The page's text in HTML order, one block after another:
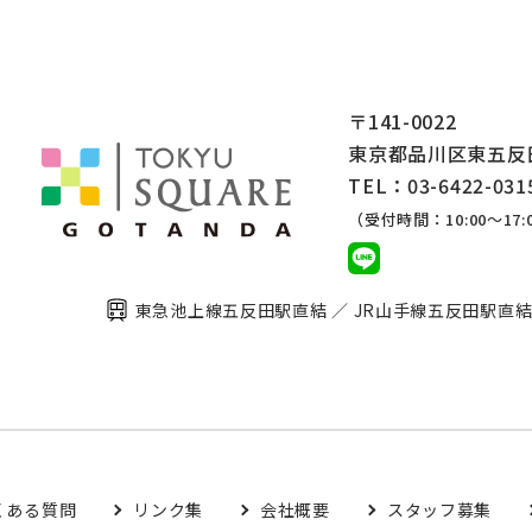
〒141-0022
東京都品川区東五
TEL：03-6422-
（受付時間：10:00～
東急池上線五反田駅直結 ／ JR山手線五反田駅直結
ある質問 リンク集 会社概要 スタッフ募集